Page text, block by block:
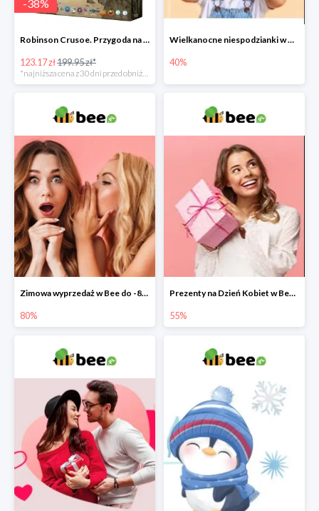
-38%
Robinson Crusoe. Przygoda na przeklętej wyspie -38%
123.17 zł199.95 zł*
*najniższa cena z 30 dni przed obniżką
Wielkanocne niespodzianki w Bee do -40%
40%
Zimowa wyprzedaż w Bee do -80%
80%
Prezenty na Dzień Kobiet w Bee do -55%
55%